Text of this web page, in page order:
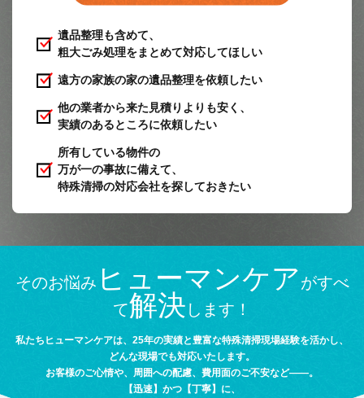
遺品整理も含めて、
粗大ごみ処理をまとめて対応してほしい
遠方の家族の家の遺品整理を依頼したい
他の業者から来た見積りよりも安く、
実績のあるところに依頼したい
所有している物件の
万が一の事故に備えて、
特殊清掃の対応会社を探しておきたい
そのお悩み ヒューマンケアがすべ
て解決 します！
私たちヒューマンケアは、25年の実績と豊富な特殊清掃現場経験を活かし、
どんな現場でも対応いたします。
お客様のご心情や、周囲への配慮、費用面のご不安など――。
【迅速】かつ【丁寧】に、